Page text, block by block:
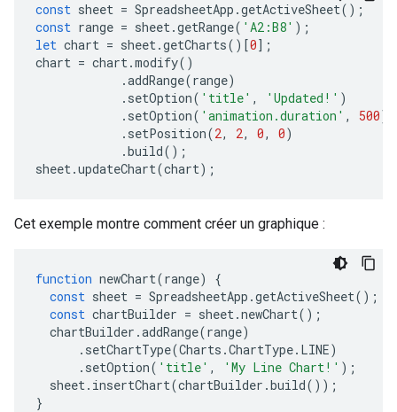
const sheet = SpreadsheetApp .getActiveSheet();
const range = sheet.getRange( 'A2:B8' );
let chart = sheet.getCharts()[0];
chart = chart.modify()
.addRange(range)
. setOption( 'title' , 'Updated!' )
. setOption( 'animation.duration' , 500)
. setPosition(2, 2, 0, 0)
.build();
sheet.updateChart(chart);
Cet exemple montre comment créer un graphique :
function newChart(range)
{
const sheet = SpreadsheetApp .getActiveSheet();
const chartBuilder = sheet.newChart();
chartBuilder .addRange(range)
. setChartType(Charts .ChartType. LINE)
. setOption( 'title' , 'My Line Chart!' );
sheet. insertChart(chartBuilder .build());
}